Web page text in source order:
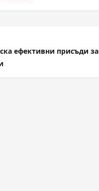
ефективни присъди за